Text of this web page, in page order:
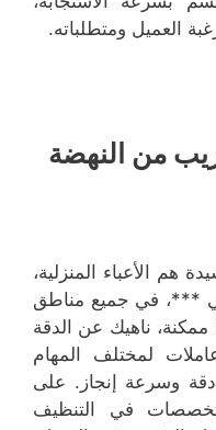
العميل ومتطلباته.
من النهضة
هم الأعباء المنزلية،
في ***، في جميع مناطق
ناهيك عن الدقة
لمختلف المهام
دقة وسرعة إنجاز. على
في التنظيف